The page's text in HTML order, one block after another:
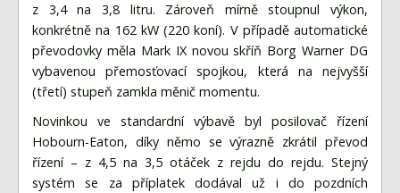
z 3,4 na 3,8 litru. Zároveň mírně stoupnul výkon,
konkrétně na 162 kW (220 koní). V případě automatické
převodovky měla Mark IX novou skříň Borg Warner DG
vybavenou přemosťovací spojkou, která na nejvyšší
(třetí) stupeň zamkla měnič momentu.
Novinkou ve standardní výbavě byl posilovač řízení
Hobourn-Eaton, díky němo se výrazně zkrátil převod
řízení – z 4,5 na 3,5 otáček z rejdu do rejdu. Stejný
systém se za příplatek dodával už i do pozdních